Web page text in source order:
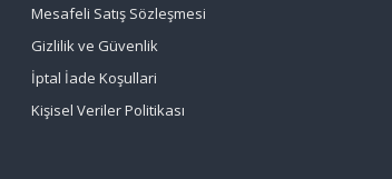
Mesafeli Satış Sözleşmesi
Gizlilik ve Güvenlik
İptal İade Koşullari
Kişisel Veriler Politikası